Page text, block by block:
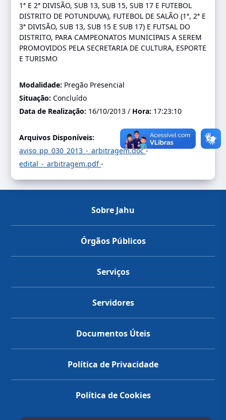
1ª E 2ª DIVISÃO, SUB 13, SUB 15, SUB 17 E FUTEBOL
DISTRITO DE POTUNDUVA), FUTEBOL DE SALÃO (1ª, 2ª E
3ª DIVISÃO, SUB 13, SUB 15 E SUB 17) E FUTSAL DO
DISTRITO, PARA CAMPEONATOS MUNICIPAIS A SEREM
PROMOVIDOS PELA SECRETARIA DE CULTURA, ESPORTE
E TURISMO
Modalidade: Pregão Presencial
Situação:Concluído
Data de Realização: 16/10/2013 / Hora: 17:23:10
Arquivos Disponíveis:
aviso_pp_030_2013_-_arbitragem.doc-
edital_-_arbitragem.pdf-
Sobre Jahu
Órgãos Públicos
Serviços
Servidores
Documentos Úteis
Política de Privacidade
Política de Cookies